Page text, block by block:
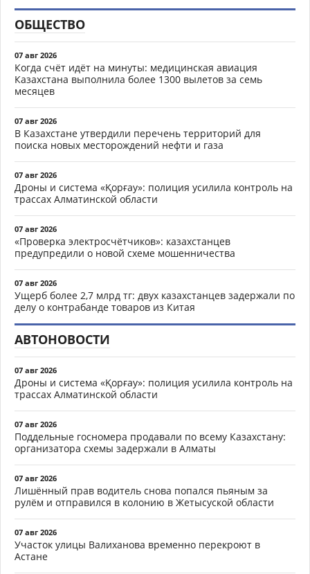
ОБЩЕСТВО
07 авг 2026
Когда счёт идёт на минуты: медицинская авиация
Казахстана выполнила более 1300 вылетов за семь
месяцев
07 авг 2026
В Казахстане утвердили перечень территорий для
поиска новых месторождений нефти и газа
07 авг 2026
Дроны и система «Қорғау»: полиция усилила контроль на
трассах Алматинской области
07 авг 2026
«Проверка электросчётчиков»: казахстанцев
предупредили о новой схеме мошенничества
07 авг 2026
Ущерб более 2,7 млрд тг: двух казахстанцев задержали по
делу о контрабанде товаров из Китая
АВТОНОВОСТИ
07 авг 2026
Дроны и система «Қорғау»: полиция усилила контроль на
трассах Алматинской области
07 авг 2026
Поддельные госномера продавали по всему Казахстану:
организатора схемы задержали в Алматы
07 авг 2026
Лишённый прав водитель снова попался пьяным за
рулём и отправился в колонию в Жетысуской области
07 авг 2026
Участок улицы Валиханова временно перекроют в
Астане